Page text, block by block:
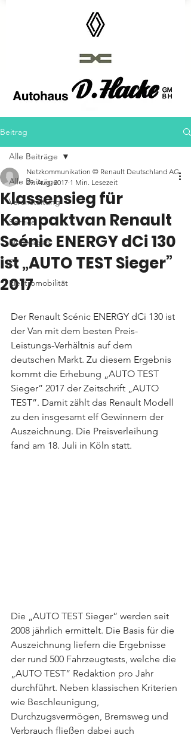
Autohaus D.Hacke GmbH
Beitrag
Alle Beiträge
Veranstaltung
Service
Neuwagen
ZE
Elektromobilität
Alle Beiträge
Klassensieg für
Kompaktvan Renault
Scénic ENERGY dCi 130
ist „AUTO TEST Sieger”
2017
Netzkommunikation © Renault Deutschland AG
29. Aug. 2017 1 Min. Lesezeit
Der Renault Scénic ENERGY dCi 130 ist
der Van mit dem besten Preis-
Leistungs-Verhältnis auf dem
deutschen Markt. Zu diesem Ergebnis
kommt die Erhebung „AUTO TEST
Sieger” 2017 der Zeitschrift „AUTO
TEST”. Damit zählt das Renault Modell
zu den insgesamt elf Gewinnern der
Auszeichnung. Die Preisverleihung
fand am 18. Juli in Köln statt.
Die „AUTO TEST Sieger” werden seit
2008 jährlich ermittelt. Die Basis für die
Auszeichnung liefern die Ergebnisse
der rund 500 Fahrzeugtests, welche die
„AUTO TEST” Redaktion pro Jahr
durchführt. Neben klassischen Kriterien
wie Beschleunigung,
Durchzugsvermögen, Bremsweg und
Verbrauch fließen dabei auch